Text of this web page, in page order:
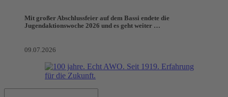
Mit großer Abschlussfeier auf dem Bassi endete die
Jugendaktionswoche 2026 und es geht weiter …
09.07.2026